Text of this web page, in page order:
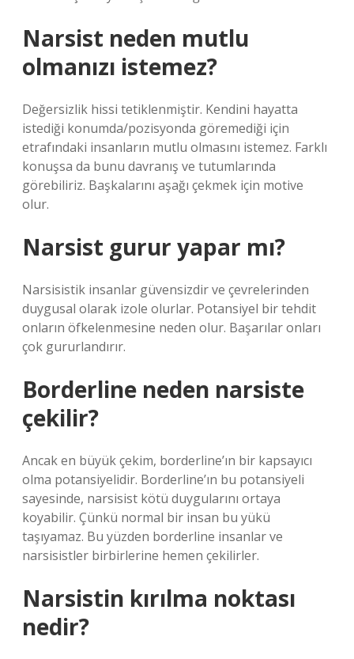
Narsist neden mutlu
olmanızı istemez?
Değersizlik hissi tetiklenmiştir. Kendini hayatta
istediği konumda/pozisyonda göremediği için
etrafındaki insanların mutlu olmasını istemez. Farklı
konuşsa da bunu davranış ve tutumlarında
görebiliriz. Başkalarını aşağı çekmek için motive
olur.
Narsist gurur yapar mı?
Narsisistik insanlar güvensizdir ve çevrelerinden
duygusal olarak izole olurlar. Potansiyel bir tehdit
onların öfkelenmesine neden olur. Başarılar onları
çok gururlandırır.
Borderline neden narsiste
çekilir?
Ancak en büyük çekim, borderline’ın bir kapsayıcı
olma potansiyelidir. Borderline’ın bu potansiyeli
sayesinde, narsisist kötü duygularını ortaya
koyabilir. Çünkü normal bir insan bu yükü
taşıyamaz. Bu yüzden borderline insanlar ve
narsisistler birbirlerine hemen çekilirler.
Narsistin kırılma noktası
nedir?